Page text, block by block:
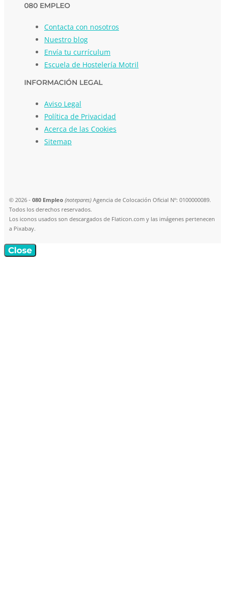
080 EMPLEO
Contacta con nosotros
Nuestro blog
Envía tu currículum
Escuela de Hostelería Motril
INFORMACIÓN LEGAL
Aviso Legal
Política de Privacidad
Acerca de las Cookies
Sitemap
© 2026 - 080 Empleo (notepares) Agencia de Colocación Oficial Nº: 0100000089.
Todos los derechos reservados.
Los iconos usados son descargados de Flaticon.com y las imágenes pertenecen
a Pixabay.
Close